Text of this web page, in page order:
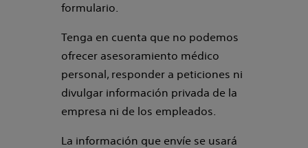
formulario.
Tenga en cuenta que no podemos
ofrecer asesoramiento médico
personal, responder a peticiones ni
divulgar información privada de la
empresa ni de los empleados.
La información que envíe se usará